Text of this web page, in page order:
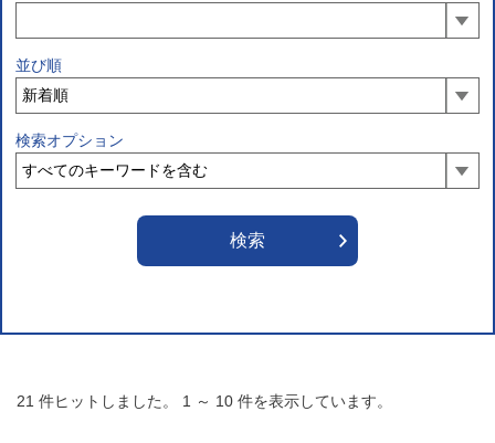
並び順
検索オプション
21 件ヒットしました。 1 ～ 10 件を表示しています。